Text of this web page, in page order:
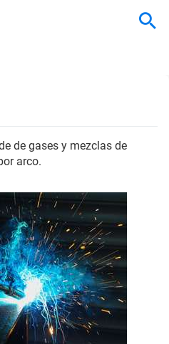
de gases y mezclas de
arco.